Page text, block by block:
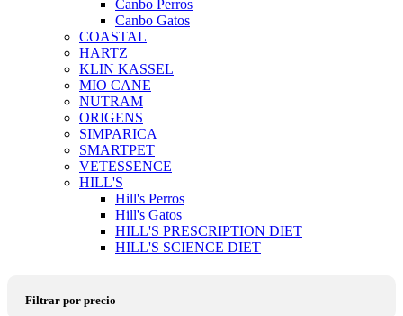
Canbo Perros
Canbo Gatos
COASTAL
HARTZ
KLIN KASSEL
MIO CANE
NUTRAM
ORIGENS
SIMPARICA
SMARTPET
VETESSENCE
HILL'S
Hill's Perros
Hill's Gatos
HILL'S PRESCRIPTION DIET
HILL'S SCIENCE DIET
Filtrar por precio